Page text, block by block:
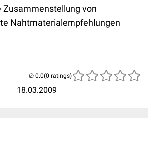
Zusammenstellung von
Nahtmaterialempfehlungen
18.03.2009
(0 ratings)